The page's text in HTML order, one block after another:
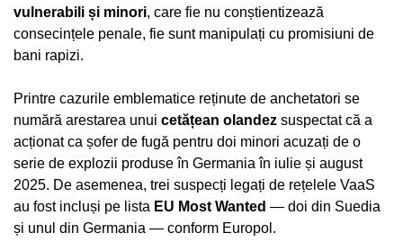
vulnerabili și minori, care fie nu conștientizează
consecințele penale, fie sunt manipulați cu promisiuni de
bani rapizi.
Printre cazurile emblematice reținute de anchetatori se
numără arestarea unui cetățean olandez suspectat că a
acționat ca șofer de fugă pentru doi minori acuzați de o
serie de explozii produse în Germania în iulie și august
2025. De asemenea, trei suspecți legați de rețelele VaaS
au fost incluși pe lista EU Most Wanted — doi din Suedia
și unul din Germania — conform Europol.